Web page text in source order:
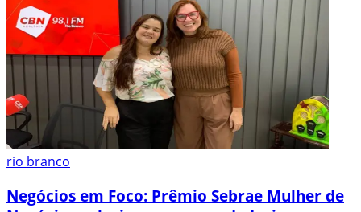
rio branco
Negócios em Foco: Prêmio Sebrae Mulher de